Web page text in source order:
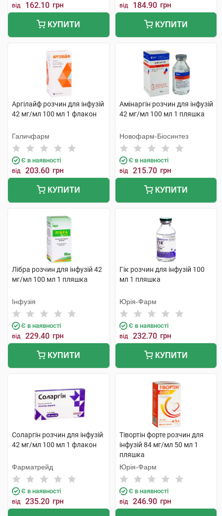
від 162.10 грн
КУПИТИ
від 184.90 грн
КУПИТИ
Аргілайф розчин для інфузій
42 мг/мл 100 мл 1 флакон
Галичфарм
Є в наявності
від 203.60 грн
КУПИТИ
Амінаргін розчин для інфузій
42 мг/мл 100 мл 1 пляшка
Новофарм-Біосинтез
Є в наявності
від 215.70 грн
КУПИТИ
Лібра розчин для інфузій 42
мг/мл 100 мл 1 пляшка
Інфузія
Є в наявності
від 229.40 грн
КУПИТИ
Гік розчин для інфузій 100
мл 1 пляшка
Юрія-Фарм
Є в наявності
від 232.70 грн
КУПИТИ
Соларгін розчин для інфузій
42 мг/мл 100 мл 1 флакон
Фарматрейд
Є в наявності
від 235.20 грн
Тівортін форте розчин для
інфузій 84 мг/мл 50 мл 1
пляшка
Юрія-Фарм
Є в наявності
від 246.90 грн